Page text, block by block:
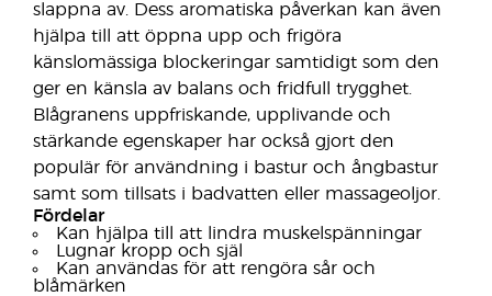
slappna av. Dess aromatiska påverkan kan även
hjälpa till att öppna upp och frigöra
känslomässiga blockeringar samtidigt som den
ger en känsla av balans och fridfull trygghet.
Blågranens uppfriskande, upplivande och
stärkande egenskaper har också gjort den
populär för användning i bastur och ångbastur
samt som tillsats i badvatten eller massageoljor.
Fördelar
Kan hjälpa till att lindra muskelspänningar
Lugnar kropp och själ
Kan användas för att rengöra sår och
blåmärken